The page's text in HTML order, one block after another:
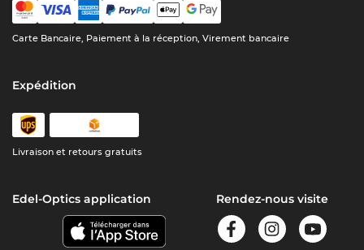
Carte Bancaire, Paiement à la réception, Virement bancaire
Expédition
Livraison et retours gratuits
Edel-Optics application Rendez-nous visite